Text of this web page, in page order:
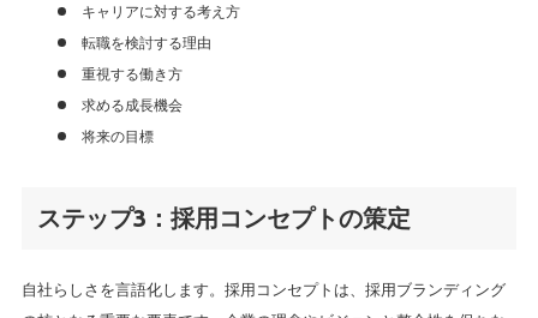
キャリアに対する考え方
転職を検討する理由
重視する働き方
求める成長機会
将来の目標
ステップ3：採用コンセプトの策定
自社らしさを言語化します。採用コンセプトは、採用ブランディング